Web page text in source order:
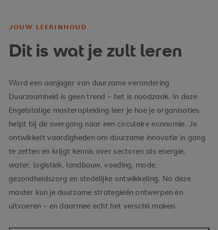
JOUW LEERINHOUD
Dit is wat je zult leren
Word een aanjager van duurzame verandering
Duurzaamheid is geen trend – het is noodzaak. In deze
Engelstalige masteropleiding leer je hoe je organisaties
helpt bij de overgang naar een circulaire economie. Je
ontwikkelt vaardigheden om duurzame innovatie in gang
te zetten en krijgt kennis over sectoren als energie,
water, logistiek, landbouw, voeding, mode,
gezondheidszorg en stedelijke ontwikkeling. Na deze
master kun je duurzame strategieën ontwerpen én
uitvoeren – en daarmee echt het verschil maken.